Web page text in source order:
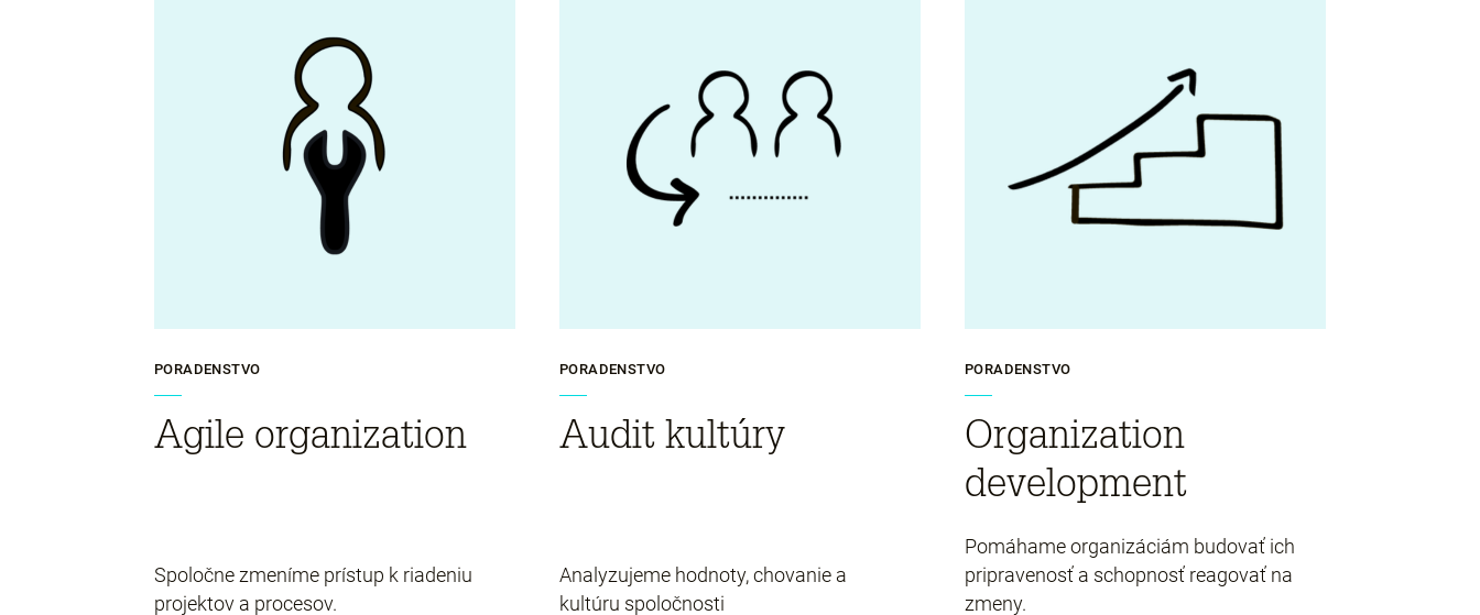
PORADENSTVO
Agile organization
Spoločne zmeníme prístup k riadeniu
projektov a procesov.
PORADENSTVO
Audit kultúry
Analyzujeme hodnoty, chovanie a
kultúru spoločnosti
PORADENSTVO
Organization
development
Pomáhame organizáciám budovať ich
pripravenosť a schopnosť reagovať na
zmeny.